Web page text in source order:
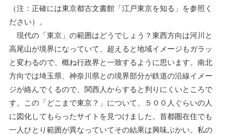
（注：正確には東京都古文書館「江戸東京を知る」を参照く
ださい）。
現代の「東京」の範囲はどうでしょう？東西方向は河川と
高尾山が境界になっていて、超えると地域イメージもガラッ
と変わるので、概ね行政界と一致するように思います。南北
方向では埼玉県、神奈川県との境界部分が鉄道の沿線イメー
ジが絡んでくるので、関西人からすると判りにくいところで
す。この「どこまで東京？」について、５００人ぐらいの人
に図化してもらったサイトを見つけました。首都圏在住でも
一人ひとり範囲が異なっていてその結果は興味ぶかい。私の